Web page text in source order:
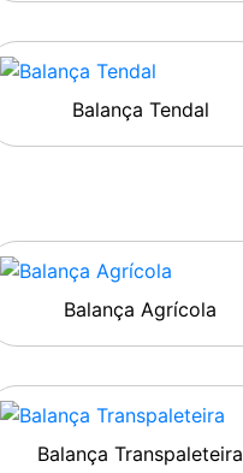
Balança Tendal
Balança Agrícola
Balança Transpaleteira